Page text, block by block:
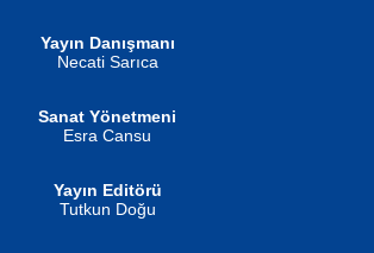
Yayın Danışmanı
Necati Sarıca
Sanat Yönetmeni
Esra Cansu
Yayın Editörü
Tutkun Doğu